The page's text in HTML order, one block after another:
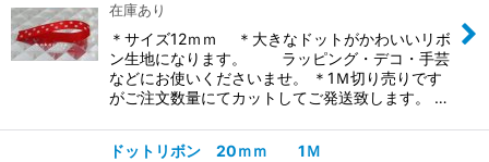
在庫あり
＊サイズ12ｍｍ ＊大きなドットがかわいいリボ
ン生地になります。 ラッピング・デコ・手芸
などにお使いくださいませ。 ＊1Ｍ切り売りです
がご注文数量にてカットしてご発送致します。 …
ドットリボン 20ｍｍ 1Ｍ